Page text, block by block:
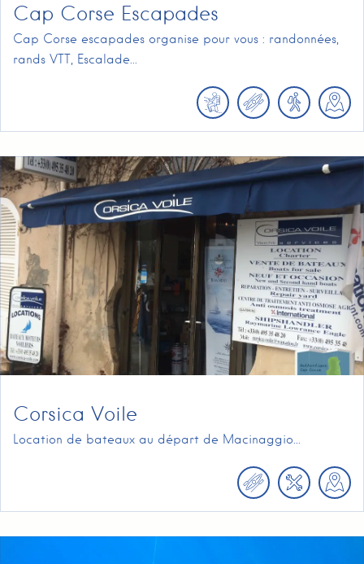
Cap Corse Escapades
Cap Corse escapades organise pour vous : randonnées,
rands VTT, Escalade...
Corsica Voile
Location de bateaux au départ de Macinaggio...